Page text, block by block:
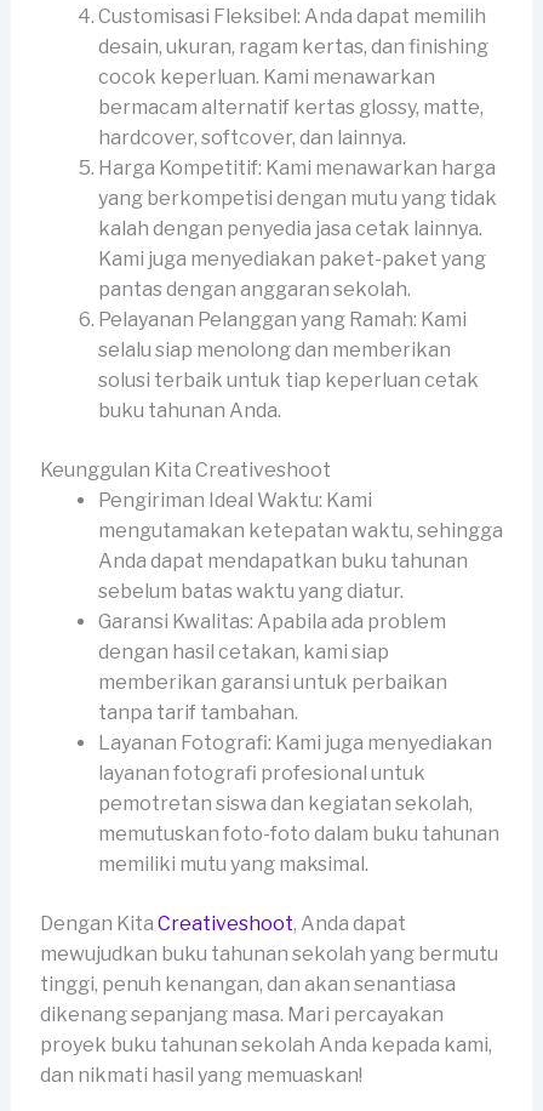
Customisasi Fleksibel: Anda dapat memilih
desain, ukuran, ragam kertas, dan finishing
cocok keperluan. Kami menawarkan
bermacam alternatif kertas glossy, matte,
hardcover, softcover, dan lainnya.
Harga Kompetitif: Kami menawarkan harga
yang berkompetisi dengan mutu yang tidak
kalah dengan penyedia jasa cetak lainnya.
Kami juga menyediakan paket-paket yang
pantas dengan anggaran sekolah.
Pelayanan Pelanggan yang Ramah: Kami
selalu siap menolong dan memberikan
solusi terbaik untuk tiap keperluan cetak
buku tahunan Anda.
Keunggulan Kita Creativeshoot
Pengiriman Ideal Waktu: Kami
mengutamakan ketepatan waktu, sehingga
Anda dapat mendapatkan buku tahunan
sebelum batas waktu yang diatur.
Garansi Kwalitas: Apabila ada problem
dengan hasil cetakan, kami siap
memberikan garansi untuk perbaikan
tanpa tarif tambahan.
Layanan Fotografi: Kami juga menyediakan
layanan fotografi profesional untuk
pemotretan siswa dan kegiatan sekolah,
memutuskan foto-foto dalam buku tahunan
memiliki mutu yang maksimal.
Dengan Kita Creativeshoot, Anda dapat
mewujudkan buku tahunan sekolah yang bermutu
tinggi, penuh kenangan, dan akan senantiasa
dikenang sepanjang masa. Mari percayakan
proyek buku tahunan sekolah Anda kepada kami,
dan nikmati hasil yang memuaskan!